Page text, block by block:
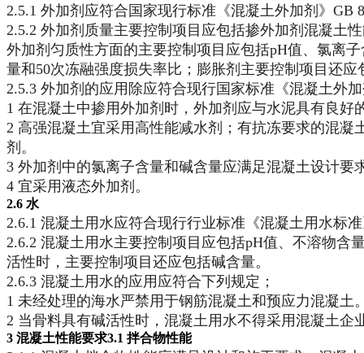
2.5.1 外加剂应符合国家现行标准《混凝土外加剂》GB
2.5.2 外加剂质量主要控制项目应包括掺外加剂混凝土
外加剂匀质性方面的主要控制项目应包括pH值、氯离
量和50次冻融强度损失率比；膨胀剂主要控制项目还
2.5.3 外加剂的应用除应符合现行国家标准《混凝土外
1 在混凝土中掺用外加剂时，外加剂应与水泥具有良好
2 高强混凝土宜采用高性能减水剂；有抗冻要求的混
剂。
3 外加剂中的氯离子含量和碱含量应满足混凝土设计要
4 宜采用液态外加剂。
2.6 水
2.6.1 混凝土用水应符合现行行业标准《混凝土用水标
2.6.2 混凝土用水主要控制项目应包括pH值、不溶物
活性时，主要控制项目还应包括碱含量。
2.6.3 混凝土用水的应用应符合下列规定；
1 未经处理的海水严禁用于钢筋混凝土和预应力混凝土
2 当骨料具有碱活性时，混凝土用水不得采用混凝土企
3 混凝土性能要求3.1 拌合物性能